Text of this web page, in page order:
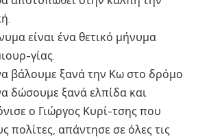
είναι ένα θετικό μήνυμα
γίας.
βάλουμε ξανά την Κω στο δρόμο
δώσουμε ξανά ελπίδα και
ο Γιώργος Κυρί-τσης που
πολίτες, απάντησε σε όλες τις